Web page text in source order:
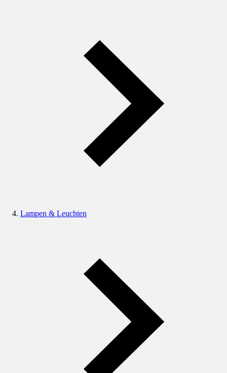
Lampen & Leuchten